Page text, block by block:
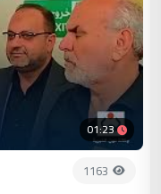
01:23
1163